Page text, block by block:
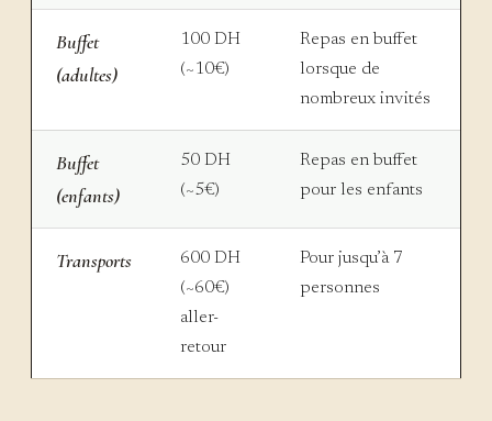
Buffet
(adultes)
100 DH
(~10€)
Repas en buffet
lorsque de
nombreux invités
Buffet
(enfants)
50 DH
(~5€)
Repas en buffet
pour les enfants
Transports
600 DH
(~60€)
aller-
retour
Pour jusqu’à 7
personnes